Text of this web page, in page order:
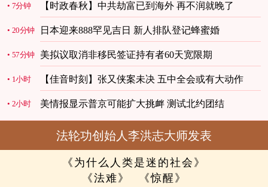
7分钟 【时政春秋】中共劫富已到海外 再不润就晚了
20分钟 日本迎来888罕见吉日 新人排队登记蜂蜜婚
57分钟 美拟议取消非移民签证持有者60天宽限期
1小时 【佳音时刻】张又侠案未决 五中全会或有大动作
2小时 美情报显示普京可能扩大挑衅 测试北约团结
法轮功创始人李洪志大师发表
《为什么人类是迷的社会》
《法难》
《惊醒》